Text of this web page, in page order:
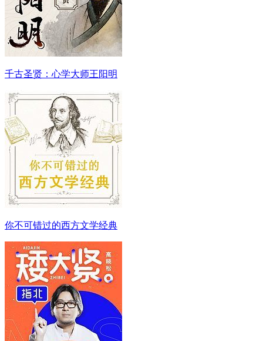
千古圣贤：心学大师王阳明
你不可错过的西方文学经典